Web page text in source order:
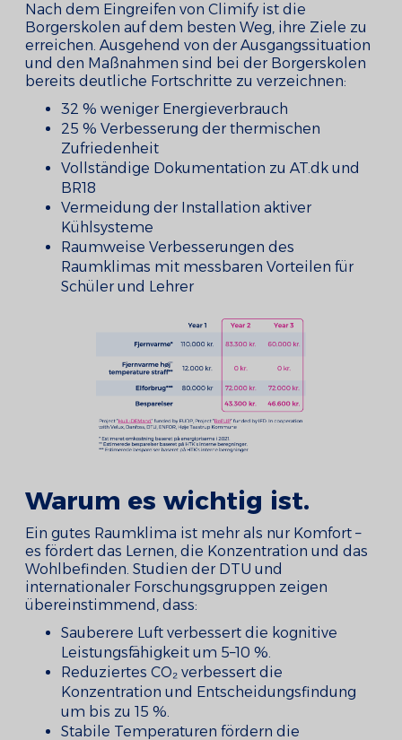
Nach dem Eingreifen von Climify ist die
Borgerskolen auf dem besten Weg, ihre Ziele zu
erreichen. Ausgehend von der Ausgangssituation
und den Maßnahmen sind bei der Borgerskolen
bereits deutliche Fortschritte zu verzeichnen:
32 % weniger Energieverbrauch
25 % Verbesserung der thermischen
Zufriedenheit
Vollständige Dokumentation zu AT.dk und
BR18
Vermeidung der Installation aktiver
Kühlsysteme
Raumweise Verbesserungen des
Raumklimas mit messbaren Vorteilen für
Schüler und Lehrer
Warum es wichtig ist.
Ein gutes Raumklima ist mehr als nur Komfort –
es fördert das Lernen, die Konzentration und das
Wohlbefinden. Studien der DTU und
internationaler Forschungsgruppen zeigen
übereinstimmend, dass:
Sauberere Luft verbessert die kognitive
Leistungsfähigkeit um 5–10 %.
Reduziertes CO₂ verbessert die
Konzentration und Entscheidungsfindung
um bis zu 15 %.
Stabile Temperaturen fördern die